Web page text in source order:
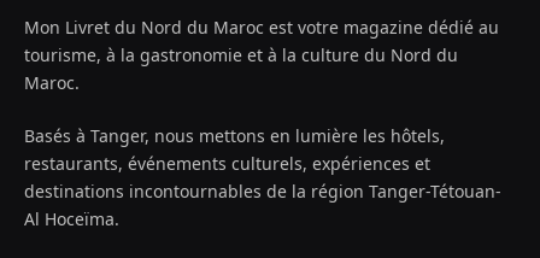
Mon Livret du Nord du Maroc est votre magazine dédié au
tourisme, à la gastronomie et à la culture du Nord du
Maroc.
Basés à Tanger, nous mettons en lumière les hôtels,
restaurants, événements culturels, expériences et
destinations incontournables de la région Tanger-Tétouan-
Al Hoceïma.